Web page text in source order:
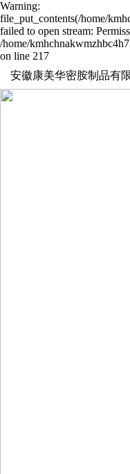
Warning:
file_put_contents(/home/
failed to open stream:
/home/
on line 217
安徽康美华密胺制品有